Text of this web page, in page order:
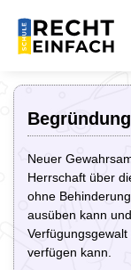
Neuer
Herrschaft über
ohne
ausüben kann
verfügen kann.